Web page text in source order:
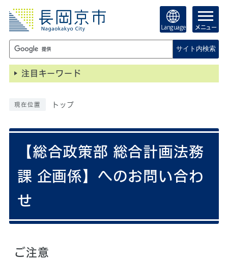
Language メニュー
サイト内検索
注目キーワード
現在位置 トップ
【総合政策部 総合計画法務
課 企画係】へのお問い合わ
せ
ご注意